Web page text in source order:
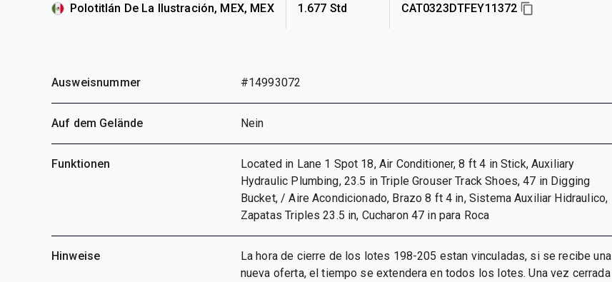
Polotitlán De La Ilustración, MEX, MEX 1.677 Std CAT0323DTFEY11372
Ausweisnummer #14993072
Auf dem Gelände Nein
Funktionen
Located in Lane 1 Spot 18, Air Conditioner, 8 ft 4 in Stick, Auxiliary
Hydraulic Plumbing, 23.5 in Triple Grouser Track Shoes, 47 in Digging
Bucket, / Aire Acondicionado, Brazo 8 ft 4 in, Sistema Auxiliar Hidraulico,
Zapatas Triples 23.5 in, Cucharon 47 in para Roca
Hinweise
La hora de cierre de los lotes 198-205 estan vinculadas, si se recibe una
nueva oferta, el tiempo se extendera en todos los lotes. Una vez cerrada